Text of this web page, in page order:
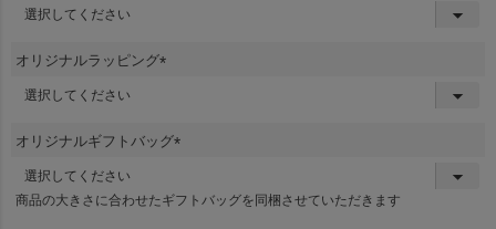
)
オリジナルラッピング
)
オリジナルギフトバッグ
須
商品の大きさに合わせたギフトバッグを同梱させていただきます